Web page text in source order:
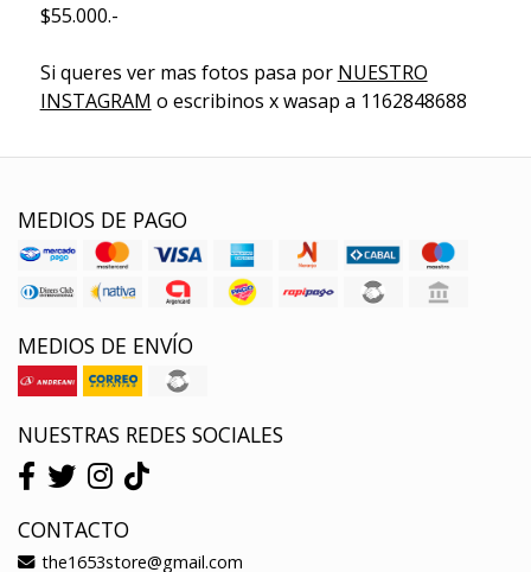
$55.000.-
Si queres ver mas fotos pasa por NUESTRO
INSTAGRAM o escribinos x wasap a 1162848688
MEDIOS DE PAGO
MEDIOS DE ENVÍO
NUESTRAS REDES SOCIALES
CONTACTO
the1653store@gmail.com